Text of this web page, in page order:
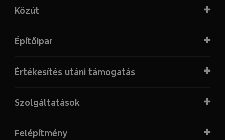
Közút
Építőipar
Értékesítés utáni támogatás
Szolgáltatások
Felépítmény